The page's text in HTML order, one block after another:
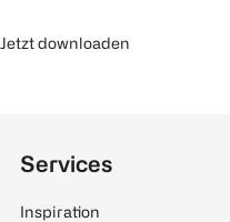
Jetzt downloaden
Services
Inspiration